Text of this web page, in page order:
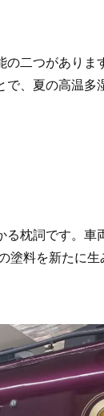
二つがあり
、夏の高温
枕詞です。車
料を新たに